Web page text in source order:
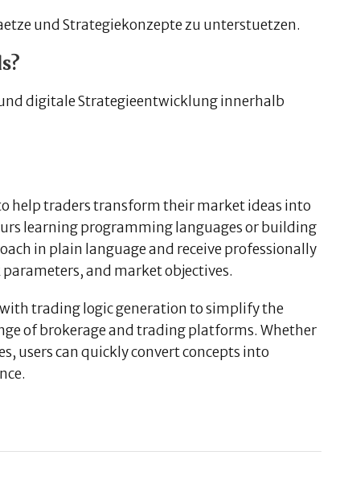
und Strategiekonzepte zu unterstuetzen.
digitale Strategieentwicklung innerhalb
help traders transform their market ideas into
learning programming languages or building
in plain language and receive professionally
and market objectives.
trading logic generation to simplify the
of brokerage and trading platforms. Whether
users can quickly convert concepts into